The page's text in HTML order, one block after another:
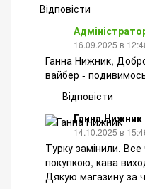
Відповісти
16.09.2025 в
Ганна Нижник,
вайбер -
Відповісти
Ганна Нижник
14.10.2025 в
Турку замінили.
покупкою, кава
Дякую магазину за